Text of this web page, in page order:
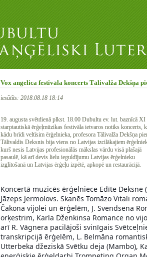
Vox angelica festivāla koncerts Tālivalža Dekšņa
iesūtīts: 2018.08.18 18:14
19. augusta svētdienā plkst. 18.00 Dubultu ev. lut. baznīcā XI
starptautiskā ērģeļmūzikas festivāla ietvaros notiks koncerts,
kādu brīdi veltīsim ērģelnieka, profesora Tālivalža Dekšņa
Tālivaldis Deksnis bija viens no Latvijas izcilākajiem
kurš nesis Latvijas profesionālās mākslas vārdu visā plašajā
pasaulē, kā arī devis lielu ieguldījumu Latvijas ērģelnieku
izglītošanā un Latvijas ērģeļu izpētē, apkopē un restaurācijā.
Koncertā muzicēs ērģelniece Edīte Deksne
Jāzeps Jermolovs. Skanēs Tomāzo Vitali
Čakona vijolei un ērģelēm, J. Svendsena
orķestrim, Karla Dženkinsa Romance no
arī R. Vāgnera pacilājoši svinīgais
transkripcijā ērģelēm, L. Belmāna
Utterbeka džeziskā Svētku deja (Mambo),